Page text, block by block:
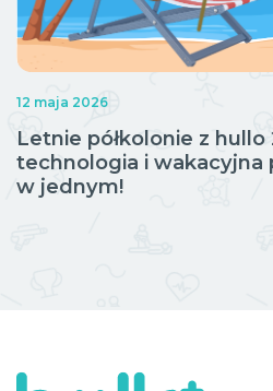
12 maja 2026
Letnie półkolonie z hullo
technologia i wakacyjna
w jednym!